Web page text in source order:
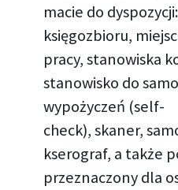
macie do
księgozbioru,
pracy, stanowiska
stanowisko do
wypożyczeń (self-
check), skaner,
kserograf, a także
przeznaczony dla